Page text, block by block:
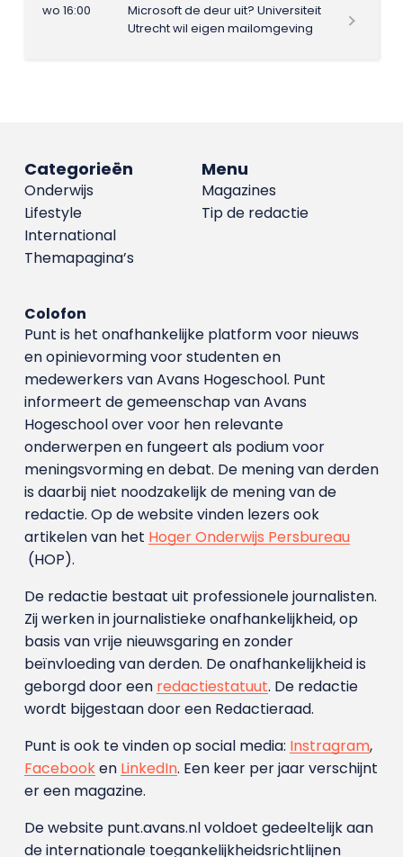
wo 16:00
Microsoft de deur uit? Universiteit
Utrecht wil eigen mailomgeving
Menu
Magazines
Tip de redactie
Categorieën
Onderwijs
Lifestyle
International
Themapagina’s
Colofon
Punt is het onafhankelijke platform voor nieuws
en opinievorming voor studenten en
medewerkers van Avans Hoge­school. Punt
informeert de gemeenschap van Avans
Hogeschool over voor hen relevante
onderwerpen en fungeert als podium voor
meningsvorming en debat. De mening van derden
is daarbij niet noodzakelijk de mening van de
redactie. Op de website vinden lezers ook
artikelen van het Hoger Onderwijs Persbureau
(HOP).
De redactie bestaat uit professionele journalisten.
Zij werken in journalistieke onafhankelijkheid, op
basis van vrije nieuwsgaring en zonder
beïnvloeding van derden. De onafhankelijkheid is
geborgd door een redactiestatuut. De redactie
wordt bijgestaan door een Redactieraad.
Punt is ook te vinden op social media: Instragram,
Facebooken LinkedIn. Een keer per jaar verschijnt
er een magazine.
De website punt.avans.nl voldoet gedeeltelijk aan
de internationale toegankelijkheidsrichtlijnen